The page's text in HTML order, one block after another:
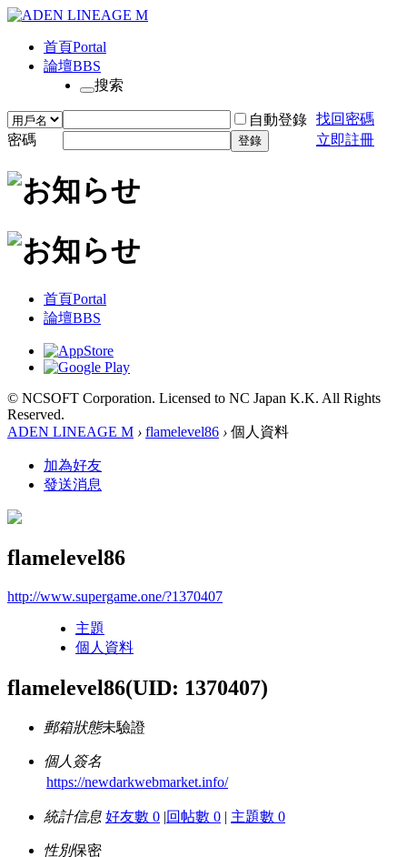
首頁Portal
論壇BBS
搜索
自動登錄 找回密碼
密碼
登錄 立即註冊
首頁Portal
論壇BBS
© NCSOFT Corporation. Licensed to NC Japan K.K. All Rights
Reserved.
ADEN LINEAGE M › flamelevel86 › 個人資料
加為好友
發送消息
flamelevel86
http://www.supergame.one/?1370407
主題
個人資料
flamelevel86(UID: 1370407)
郵箱狀態未驗證
個人簽名
https://newdarkwebmarket.info/
統計信息 好友數 0 |回帖數 0 | 主題數 0
性別保密